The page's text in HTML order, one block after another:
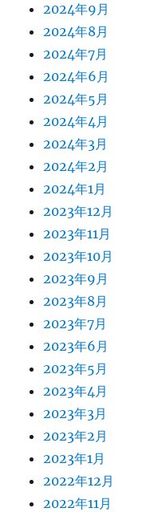
2024年9月
2024年8月
2024年7月
2024年6月
2024年5月
2024年4月
2024年3月
2024年2月
2024年1月
2023年12月
2023年11月
2023年10月
2023年9月
2023年8月
2023年7月
2023年6月
2023年5月
2023年4月
2023年3月
2023年2月
2023年1月
2022年12月
2022年11月